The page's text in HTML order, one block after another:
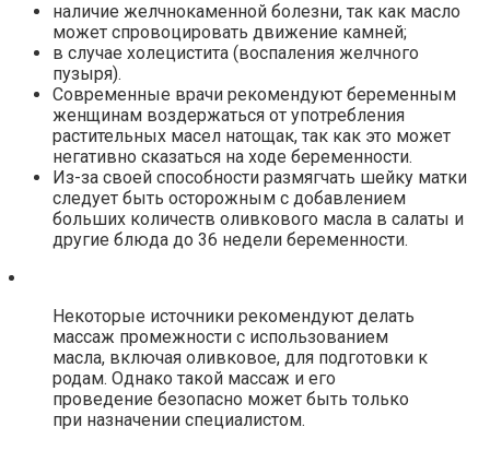
наличие желчнокаменной болезни, так как масло
может спровоцировать движение камней;
в случае холецистита (воспаления желчного
пузыря).
Современные врачи рекомендуют беременным
женщинам воздержаться от употребления
растительных масел натощак, так как это может
негативно сказаться на ходе беременности.
Из-за своей способности размягчать шейку матки
следует быть осторожным с добавлением
больших количеств оливкового масла в салаты и
другие блюда до 36 недели беременности.
Некоторые источники рекомендуют делать
массаж промежности с использованием
масла, включая оливковое, для подготовки к
родам. Однако такой массаж и его
проведение безопасно может быть только
при назначении специалистом.